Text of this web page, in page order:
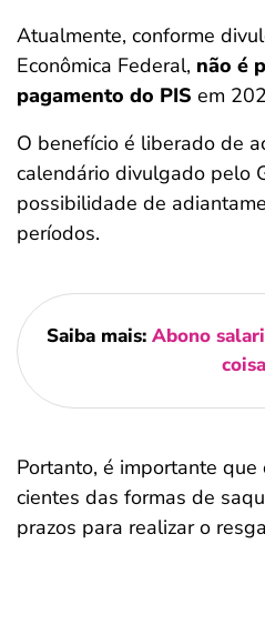
Atualmente, conforme
Econômica Federal, não é
pagamento do PIS em
O benefício é liberado de
calendário divulgado pelo
possibilidade de
períodos.
Saiba mais: Abono
Portanto, é importante
cientes das formas de
prazos para realizar o